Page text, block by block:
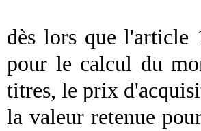
dès lors que l'article
pour le calcul du
titres, le prix
la valeur retenue